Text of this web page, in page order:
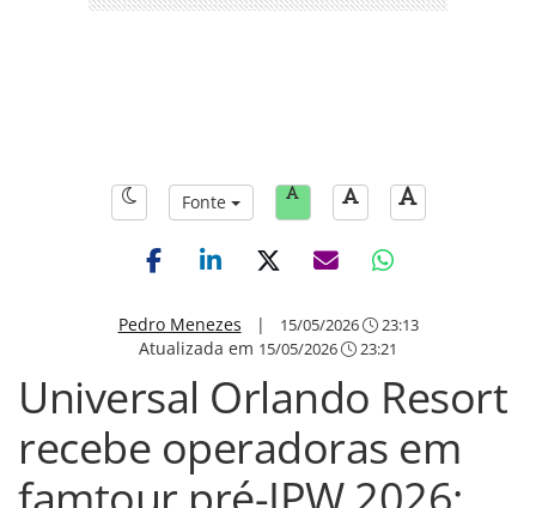
Fonte
Pedro Menezes | 15/05/2026 23:13
Atualizada em 15/05/2026 23:21
Universal Orlando Resort
recebe operadoras em